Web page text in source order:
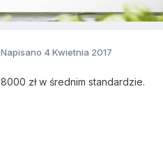
Napisano 4 Kwietnia 2017
8000 zł w średnim standardzie.